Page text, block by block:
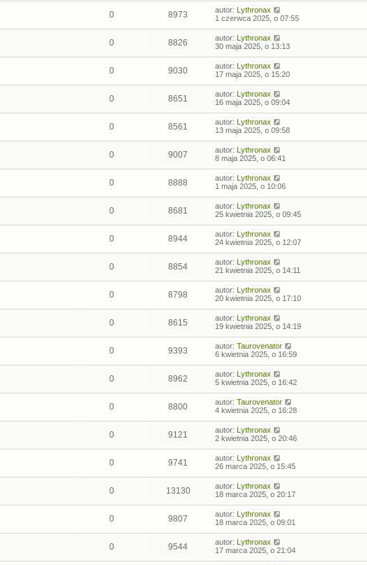
0 8973 autor: Lythronax
1 czerwca 2025, o 07:55
0 8826 autor: Lythronax
30 maja 2025, o 13:13
0 9030 autor: Lythronax
17 maja 2025, o 15:20
0 8651 autor: Lythronax
16 maja 2025, o 09:04
0 8561 autor: Lythronax
13 maja 2025, o 09:58
0 9007 autor: Lythronax
8 maja 2025, o 06:41
0 8888 autor: Lythronax
1 maja 2025, o 10:06
0 8681 autor: Lythronax
25 kwietnia 2025, o 09:45
0 8944 autor: Lythronax
24 kwietnia 2025, o 12:07
0 8854 autor: Lythronax
21 kwietnia 2025, o 14:11
0 8798 autor: Lythronax
20 kwietnia 2025, o 17:10
0 8615 autor: Lythronax
19 kwietnia 2025, o 14:19
0 9393 autor: Taurovenator
6 kwietnia 2025, o 16:59
0 8962 autor: Lythronax
5 kwietnia 2025, o 16:42
0 8800 autor: Taurovenator
4 kwietnia 2025, o 16:28
0 9121 autor: Lythronax
2 kwietnia 2025, o 20:46
0 9741 autor: Lythronax
26 marca 2025, o 15:45
0 13130 autor: Lythronax
18 marca 2025, o 20:17
0 9807 autor: Lythronax
18 marca 2025, o 09:01
0 9544 autor: Lythronax
17 marca 2025, o 21:04